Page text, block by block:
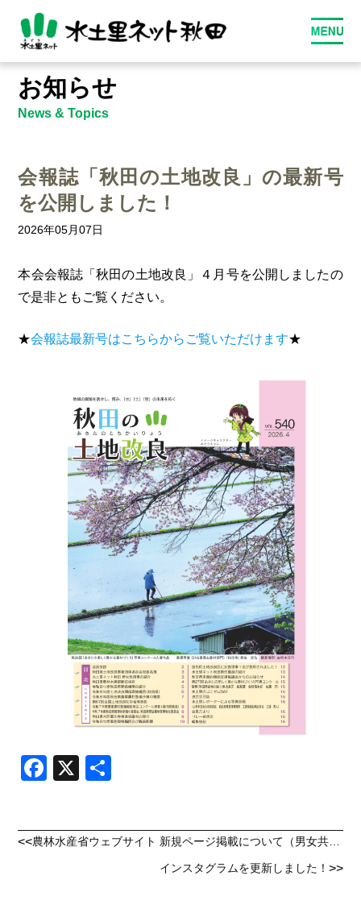
お知らせ
News & Topics
会報誌「秋田の土地改良」の最新号
を公開しました！
2026年05月07日
本会会報誌「秋田の土地改良」４月号を公開しましたの
で是非ともご覧ください。
★会報誌最新号はこちらからご覧いただけます★
Facebook
X
<<
インスタグラムを更新しました！ >>